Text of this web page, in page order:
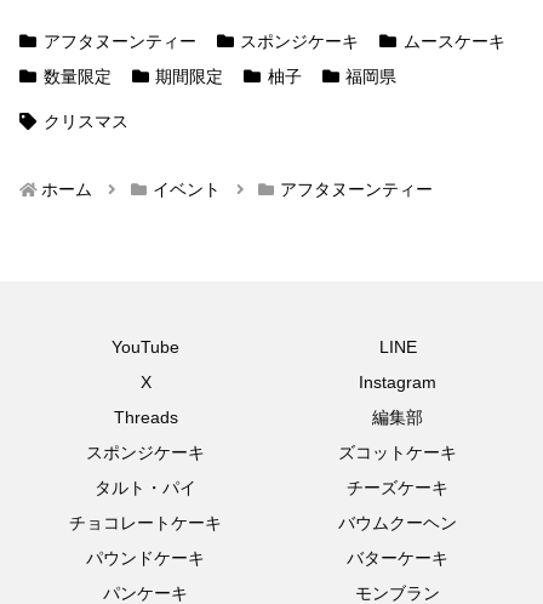
アフタヌーンティー スポンジケーキ
ムースケーキ
数量限定
期間限定 柚子 福岡県
クリスマス
ホーム イベント アフタヌーンティー
YouTube
LINE
X
Instagram
Threads
編集部
スポンジケーキ
ズコットケーキ
タルト・パイ
チーズケーキ
チョコレートケーキ
バウムクーヘン
パウンドケーキ
バターケーキ
パンケーキ
モンブラン